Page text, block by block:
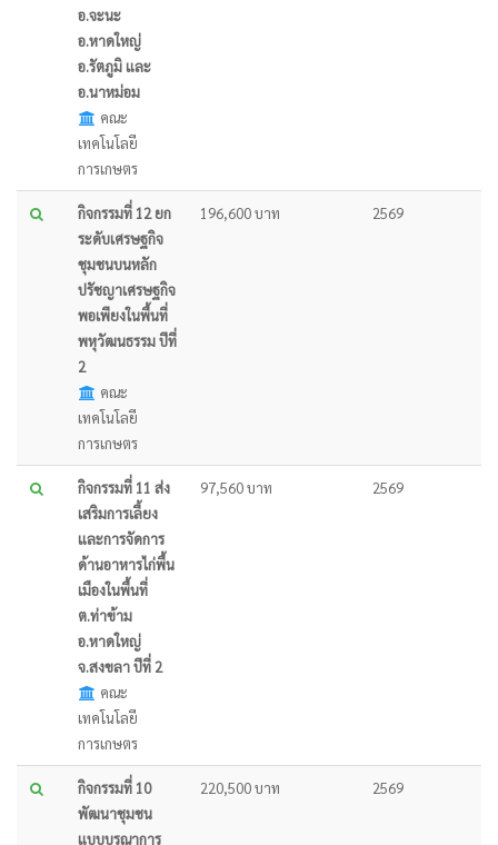
อ.จะนะ
อ.หาดใหญ่
อ.รัตภูมิ และ
อ.นาหม่อม
คณะ
เทคโนโลยี
การเกษตร
กิจกรรมที่ 12 ยก
ระดับเศรษฐกิจ
ชุมชนบนหลัก
ปรัชญาเศรษฐกิจ
พอเพียงในพื้นที่
พหุวัฒนธรรม ปีที่
2
คณะ
เทคโนโลยี
การเกษตร
196,600 บาท 2569
กิจกรรมที่ 11 ส่ง
เสริมการเลี้ยง
และการจัดการ
ด้านอาหารไก่พื้น
เมืองในพื้นที่
ต.ท่าข้าม
อ.หาดใหญ่
จ.สงขลา ปีที่ 2
คณะ
เทคโนโลยี
การเกษตร
97,560 บาท 2569
กิจกรรมที่ 10
พัฒนาชุมชน
แบบบูรณาการ
220,500 บาท 2569